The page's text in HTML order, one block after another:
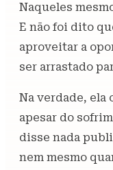
Naqueles
E não foi dito
aproveitar a
ser arrastado
Na verdade, ela
apesar do
disse nada
nem mesmo